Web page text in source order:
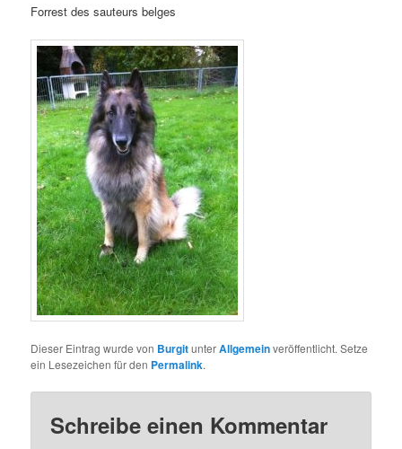
Forrest des sauteurs belges
Dieser Eintrag wurde von BurgitunterAllgemeinveröffentlicht. Setze
ein Lesezeichen für den Permalink.
Schreibe einen Kommentar